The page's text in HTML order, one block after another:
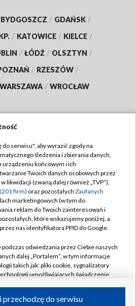
BYDGOSZCZ / GDAŃSK /
/ KATOWICE / KIELCE /
/ ŁÓDŹ / OLSZTYN /
/ RZESZÓW /
WARSZAWA / WROCŁAW
TVP
TVP
prywatności
Moje zgody
Pomoc
Kontakt
Kanały
serwisu", aby wyrazić zgody na
śledzenia i zbierania danych,
urządzeniu końcowym i ich
Twoich danych osobowych przez
likwidacji (zwaną dalej również „TVP”),
firm) oraz pozostałych Zaufanych
marketingowych (w tym do
reklam do Twoich zainteresowań i
które wskazujemy poniżej, a
nas identyfikatora PPID do Google.
odwiedzania przez Ciebie naszych
dalej „Portalem”, w tym informacje
takich jak: pliki cookie, sygnalizatory
umożliwiających świadczenie
przechodzę do serwisu